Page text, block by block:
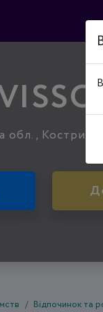
обл.,
Відпочинок та